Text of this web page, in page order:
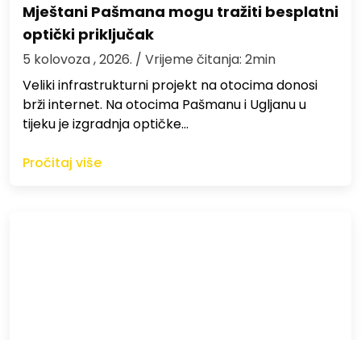
Mještani Pašmana mogu tražiti besplatni
optički priključak
5 kolovoza , 2026. / Vrijeme čitanja: 2min
Veliki infrastrukturni projekt na otocima donosi
brži internet. Na otocima Pašmanu i Ugljanu u
tijeku je izgradnja optičke…
Pročitaj više